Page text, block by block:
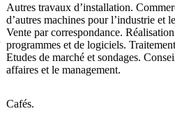
Autres travaux d’installation.
d’autres machines pour l’industrie et
Vente par correspondance.
programmes et de logiciels.
Etudes de marché et sondages.
affaires et le management.
Cafés.